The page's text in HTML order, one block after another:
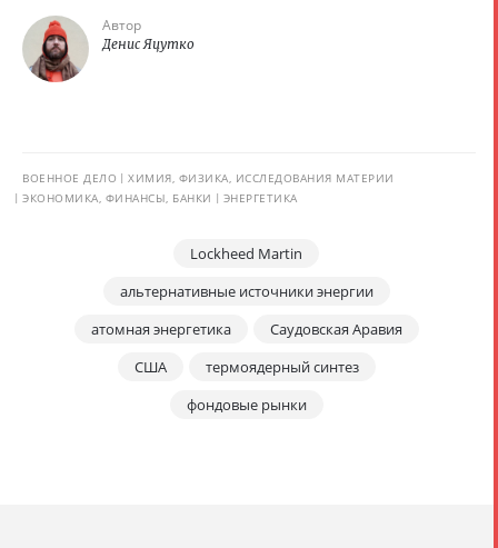
Автор
Денис Яцутко
ВОЕННОЕ ДЕЛО
ХИМИЯ, ФИЗИКА, ИССЛЕДОВАНИЯ МАТЕРИИ
ЭКОНОМИКА, ФИНАНСЫ, БАНКИ
ЭНЕРГЕТИКА
Lockheed Martin
альтернативные источники энергии
атомная энергетика
Саудовская Аравия
США
термоядерный синтез
фондовые рынки